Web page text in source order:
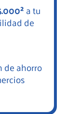
a tu
de
de ahorro